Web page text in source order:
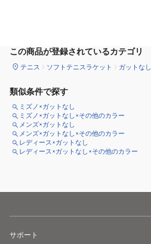
この商品が登録されているカテゴリ
テニス ソフトテニスラケット ガットなし
類似条件で探す
ミズノ×ガットなし
ミズノ×ガットなし×その他のカラー
メンズ×ガットなし
メンズ×ガットなし×その他のカラー
レディース×ガットなし
レディース×ガットなし×その他のカラー
サポート